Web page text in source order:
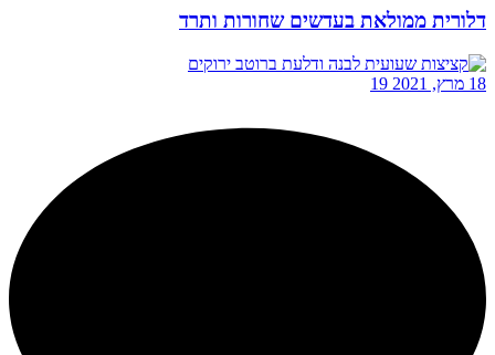
דלורית ממולאת בעדשים שחורות ותרד
18 מרץ, 2021 19